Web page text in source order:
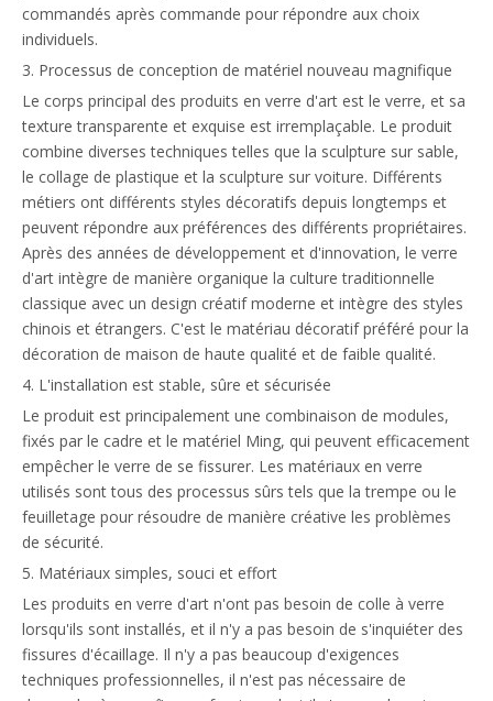
commandés après commande pour répondre aux choix
individuels.
3. Processus de conception de matériel nouveau magnifique
Le corps principal des produits en verre d'art est le verre, et sa
texture transparente et exquise est irremplaçable. Le produit
combine diverses techniques telles que la sculpture sur sable,
le collage de plastique et la sculpture sur voiture. Différents
métiers ont différents styles décoratifs depuis longtemps et
peuvent répondre aux préférences des différents propriétaires.
Après des années de développement et d'innovation, le verre
d'art intègre de manière organique la culture traditionnelle
classique avec un design créatif moderne et intègre des styles
chinois et étrangers. C'est le matériau décoratif préféré pour la
décoration de maison de haute qualité et de faible qualité.
4. L'installation est stable, sûre et sécurisée
Le produit est principalement une combinaison de modules,
fixés par le cadre et le matériel Ming, qui peuvent efficacement
empêcher le verre de se fissurer. Les matériaux en verre
utilisés sont tous des processus sûrs tels que la trempe ou le
feuilletage pour résoudre de manière créative les problèmes
de sécurité.
5. Matériaux simples, souci et effort
Les produits en verre d'art n'ont pas besoin de colle à verre
lorsqu'ils sont installés, et il n'y a pas besoin de s'inquiéter des
fissures d'écaillage. Il n'y a pas beaucoup d'exigences
techniques professionnelles, il n'est pas nécessaire de